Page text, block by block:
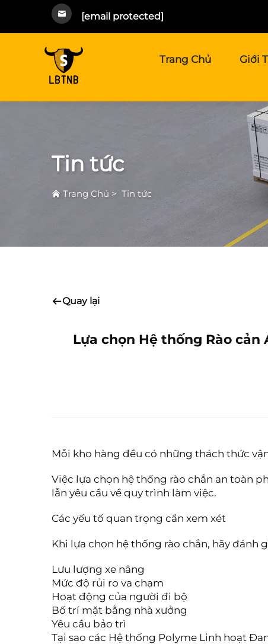
[email protected]
Trang Chủ Giới
Tin tức
Trang Chủ > Tin tức
Quay lại
Lựa chọn Hệ thống Rào cản
Mỗi kho hàng đều có những thách thức
Việc lựa chọn hệ thống rào chắn an toàn
lẫn yêu cầu về quy trình làm việc.
Các yếu tố quan trọng cần xem xét
Khi lựa chọn hệ thống rào chắn, hãy đánh
Lưu lượng xe nâng
Mức độ rủi ro va chạm
Hoạt động của người đi bộ
Bố trí mặt bằng nhà xưởng
Yêu cầu bảo trì
Tại sao các Hệ thống Polyme Linh hoạt